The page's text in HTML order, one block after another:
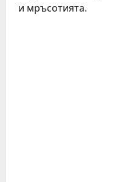
и мръсотията.